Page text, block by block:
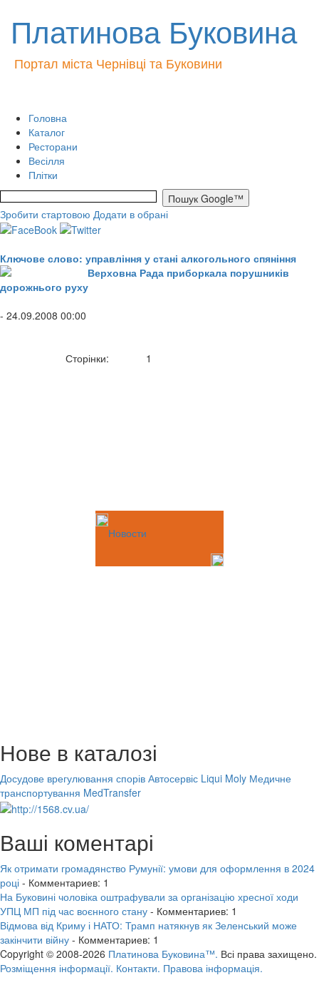
Платинова Буковина
Портал міста Чернівці та Буковини
Головна
Каталог
Ресторани
Весілля
Плітки
Зробити стартовою Додати в обрані
Ключове слово: управління у стані алкогольного спяніння
Верховна Рада приборкала порушників
дорожнього руху
- 24.09.2008 00:00
Сторінки: 1
Новости
Нове в каталозі
Досудове врегулювання спорів Автосервіс Liqui Moly Медичне
транспортування MedTransfer
Ваші коментарі
Як отримати громадянство Румунії: умови для оформлення в 2024
році - Комментариев: 1
На Буковині чоловіка оштрафували за організацію хресної ходи
УПЦ МП під час воєнного стану - Комментариев: 1
Відмова від Криму і НАТО: Трамп натякнув як Зеленський може
закінчити війну - Комментариев: 1
Copyright © 2008-2026 Платинова Буковина™. Всі права захищено.
Розміщення інформації. Контакти. Правова інформація.